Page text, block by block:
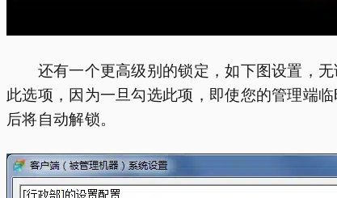
还有一个更高级别的锁定，如下图设置，无
此选项，因为一旦勾选此项，即使您的管理端
后将自动解锁。